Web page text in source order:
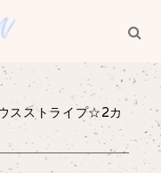
スストライプ☆2カ